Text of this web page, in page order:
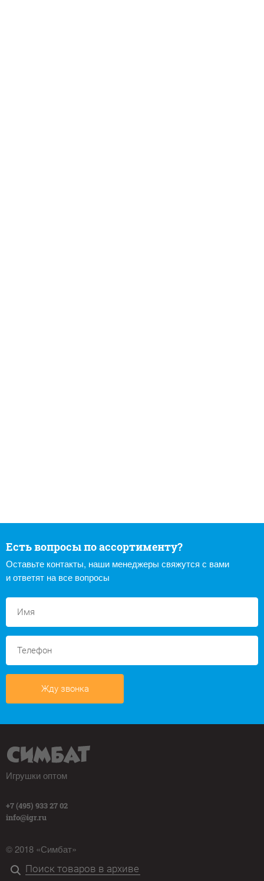
Есть вопросы по ассортименту?
Оставьте контакты, наши менеджеры свяжутся с вами
и ответят на все вопросы
Жду звонка
Игрушки оптом
+7 (495) 933 27 02
info@igr.ru
© 2018 «Симбат»